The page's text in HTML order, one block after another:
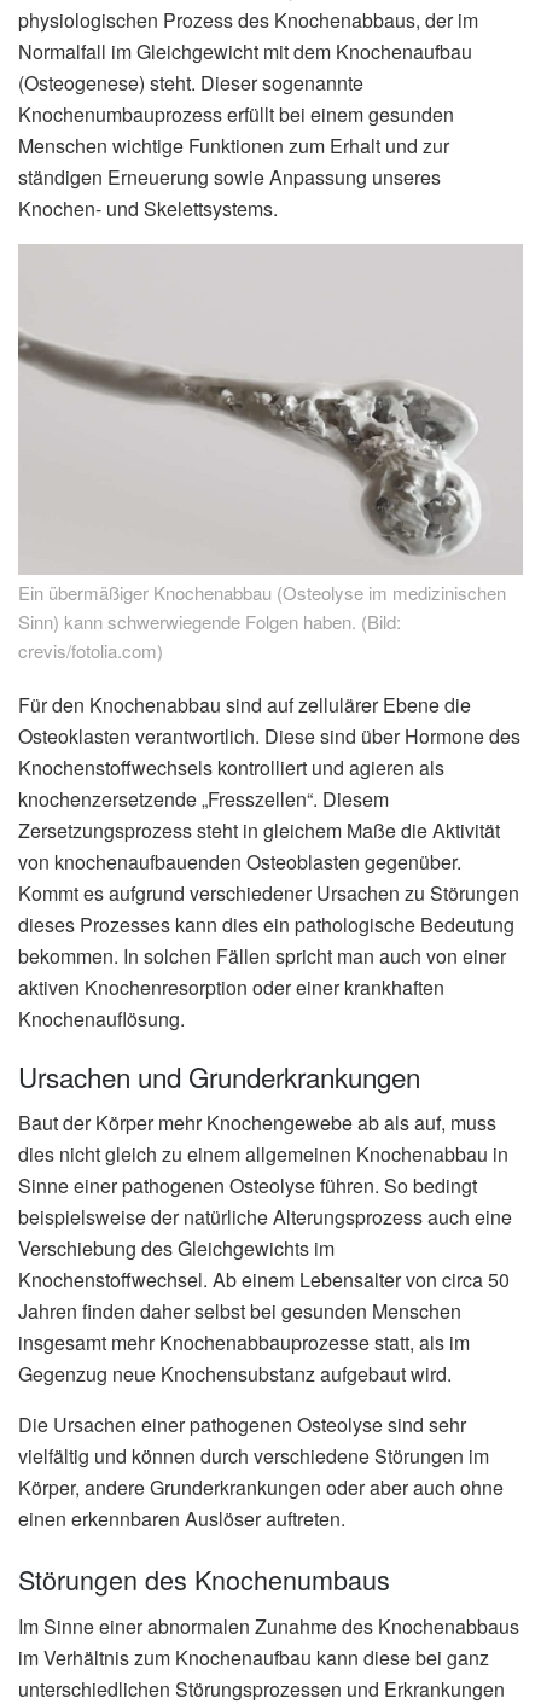
physiologischen Prozess des Knochenabbaus, der im
Normalfall im Gleichgewicht mit dem Knochenaufbau
(Osteogenese) steht. Dieser sogenannte
Knochenumbauprozess erfüllt bei einem gesunden
Menschen wichtige Funktionen zum Erhalt und zur
ständigen Erneuerung sowie Anpassung unseres
Knochen- und Skelettsystems.
Ein übermäßiger Knochenabbau (Osteolyse im medizinischen
Sinn) kann schwerwiegende Folgen haben. (Bild:
crevis/fotolia.com)
Für den Knochenabbau sind auf zellulärer Ebene die
Osteoklasten verantwortlich. Diese sind über Hormone des
Knochenstoffwechsels kontrolliert und agieren als
knochenzersetzende „Fresszellen“. Diesem
Zersetzungsprozess steht in gleichem Maße die Aktivität
von knochenaufbauenden Osteoblasten gegenüber.
Kommt es aufgrund verschiedener Ursachen zu Störungen
dieses Prozesses kann dies ein pathologische Bedeutung
bekommen. In solchen Fällen spricht man auch von einer
aktiven Knochenresorption oder einer krankhaften
Knochenauflösung.
Ursachen und Grunderkrankungen
Baut der Körper mehr Knochengewebe ab als auf, muss
dies nicht gleich zu einem allgemeinen Knochenabbau in
Sinne einer pathogenen Osteolyse führen. So bedingt
beispielsweise der natürliche Alterungsprozess auch eine
Verschiebung des Gleichgewichts im
Knochenstoffwechsel. Ab einem Lebensalter von circa 50
Jahren finden daher selbst bei gesunden Menschen
insgesamt mehr Knochenabbauprozesse statt, als im
Gegenzug neue Knochensubstanz aufgebaut wird.
Die Ursachen einer pathogenen Osteolyse sind sehr
vielfältig und können durch verschiedene Störungen im
Körper, andere Grunderkrankungen oder aber auch ohne
einen erkennbaren Auslöser auftreten.
Störungen des Knochenumbaus
Im Sinne einer abnormalen Zunahme des Knochenabbaus
im Verhältnis zum Knochenaufbau kann diese bei ganz
unterschiedlichen Störungsprozessen und Erkrankungen